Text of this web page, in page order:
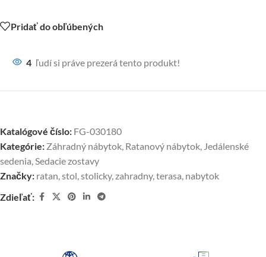
Pridať do obľúbených
4 ľudí si práve prezerá tento produkt!
Katalógové číslo: FG-030180
Kategórie: Záhradný nábytok, Ratanový nábytok, Jedálenské
sedenia,Sedacie zostavy
Značky: ratan,stol,stolicky,zahradny,terasa, nabytok
Zdieľať: